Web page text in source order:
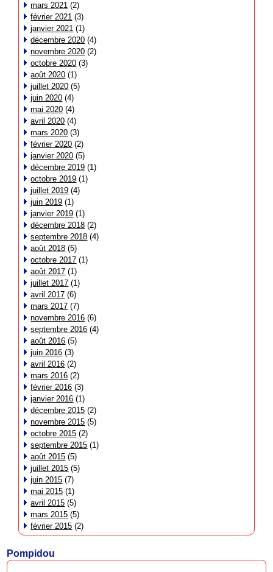
mars 2021 (2)
février 2021 (3)
janvier 2021 (1)
décembre 2020 (4)
novembre 2020 (2)
octobre 2020 (3)
août 2020 (1)
juillet 2020 (5)
juin 2020 (4)
mai 2020 (4)
avril 2020 (4)
mars 2020 (3)
février 2020 (2)
janvier 2020 (5)
décembre 2019 (1)
octobre 2019 (1)
juillet 2019 (4)
juin 2019 (1)
janvier 2019 (1)
décembre 2018 (2)
septembre 2018 (4)
août 2018 (5)
octobre 2017 (1)
août 2017 (1)
juillet 2017 (1)
avril 2017 (6)
mars 2017 (7)
novembre 2016 (6)
septembre 2016 (4)
août 2016 (5)
juin 2016 (3)
avril 2016 (2)
mars 2016 (2)
février 2016 (3)
janvier 2016 (1)
décembre 2015 (2)
novembre 2015 (5)
octobre 2015 (2)
septembre 2015 (1)
août 2015 (5)
juillet 2015 (5)
juin 2015 (7)
mai 2015 (1)
avril 2015 (5)
mars 2015 (5)
février 2015 (2)
Pompidou